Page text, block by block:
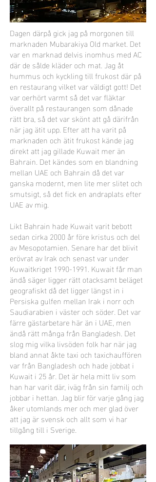
Dagen därpå gick jag på morgonen till
marknaden Mubarakiya Old market. Det
var en marknad delvis inomhus med AC
där de sålde kläder och mat. Jag åt
hummus och kyckling till frukost där på
en restaurang vilket var väldigt gott! Det
var oerhört varmt så det var fläktar
överallt på restaurangen som dånade
rätt bra, så det var skönt att gå därifrån
när jag ätit upp. Efter att ha varit på
marknaden och ätit frukost kände jag
direkt att jag gillade Kuwait mer än
Bahrain. Det kändes som en blandning
mellan UAE och Bahrain då det var
ganska modernt, men lite mer slitet och
smutsigt, så det fick en andraplats efter
UAE av mig.
Likt Bahrain hade Kuwait varit bebott
sedan cirka 2000 år före kristus och del
av Mesopotamien. Senare har det blivit
erövrat av Irak och senast var under
Kuwaitkriget 1990-1991. Kuwait får man
ändå säger ligger rätt otacksamt beläget
geografiskt då det ligger längst in i
Persiska gulfen mellan Irak i norr och
Saudiarabien i väster och söder. Det var
färre gästarbetare här än i UAE, men
ändå rätt många från Bangladesh. Det
slog mig vilka livsöden folk har när jag
bland annat åkte taxi och taxichauffören
var från Bangladesh och hade jobbat i
Kuwait i 25 år. Det är hela mitt liv som
han har varit där, iväg från sin familj och
jobbar i hettan. Jag blir för varje gång jag
åker utomlands mer och mer glad över
att jag är svensk och allt som vi har
tillgång till i Sverige.